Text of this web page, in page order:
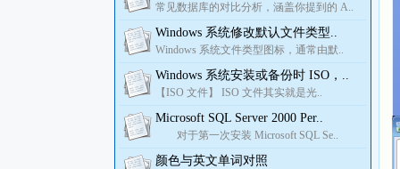
常见数据库的对比分析，涵盖你提到的 A..
Windows 系统修改默认文件类型..
Windows 系统文件类型图标，通常由默..
Windows 系统安装或备份时 ISO，..
【ISO 文件】 ISO 文件其实就是光..
Microsoft SQL Server 2000 Per..
对于第一次安装 Microsoft SQL Se..
颜色与英文单词对照